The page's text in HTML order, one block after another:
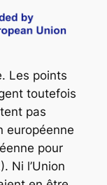
Les points
toutefois
pas
européenne
pour
Ni l’Union